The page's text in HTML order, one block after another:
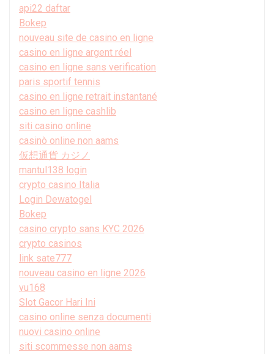
api22 daftar
Bokep
nouveau site de casino en ligne
casino en ligne argent réel
casino en ligne sans verification
paris sportif tennis
casino en ligne retrait instantané
casino en ligne cashlib
siti casino online
casinò online non aams
仮想通貨 カジノ
mantul138 login
crypto casino Italia
Login Dewatogel
Bokep
casino crypto sans KYC 2026
crypto casinos
link sate777
nouveau casino en ligne 2026
vu168
Slot Gacor Hari Ini
casino online senza documenti
nuovi casino online
siti scommesse non aams